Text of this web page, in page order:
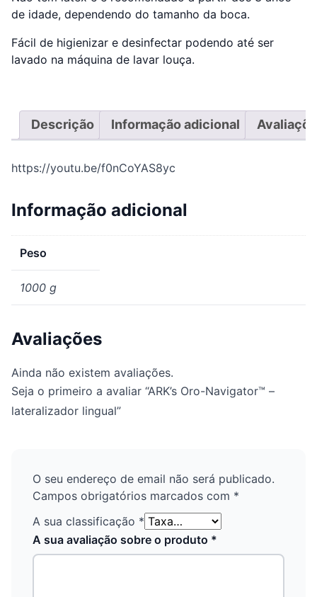
de idade, dependendo do tamanho da boca.
Fácil de higienizar e desinfectar podendo até ser
lavado na máquina de lavar louça.
Descrição Informação adicional
https://youtu.be/f0nCoYAS8yc
Informação adicional
Peso
1000 g
Avaliações
Ainda não existem avaliações.
Seja o primeiro a avaliar “ARK’s Oro-Navigator™ –
lateralizador lingual”
O seu endereço de email não será publicado.
Campos obrigatórios marcados com *
A sua classificação *
A sua avaliação sobre o produto *